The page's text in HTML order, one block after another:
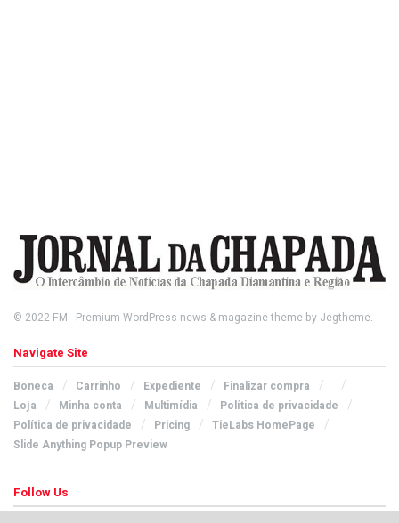
© 2022 FM - Premium WordPress news & magazine theme by Jegtheme.
Navigate Site
Boneca Carrinho Expediente
Finalizar compra
Loja
Minha conta Multimídia
Política de privacidade
Política de privacidade
Pricing
TieLabs HomePage
Slide Anything Popup Preview
Follow Us